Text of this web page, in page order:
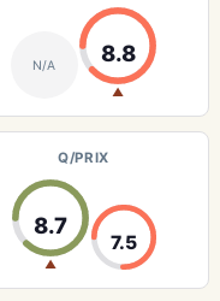
N/A 8.8
▲
Q/PRIX
8.7
▲
7.5